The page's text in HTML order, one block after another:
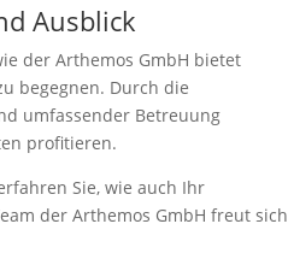
Ausblick
der Arthemos GmbH bietet
begegnen. Durch die
umfassender Betreuung
profitieren.
Sie, wie auch Ihr
der Arthemos GmbH freut sich